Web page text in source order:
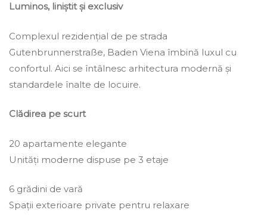
Luminos, liniștit și exclusiv
Complexul rezidențial de pe strada
Gutenbrunnerstraße, Baden Viena îmbină luxul cu
confortul. Aici se întâlnesc arhitectura modernă și
standardele înalte de locuire.
Clădirea pe scurt
20 apartamente elegante
Unități moderne dispuse pe 3 etaje
6 grădini de vară
Spații exterioare private pentru relaxare